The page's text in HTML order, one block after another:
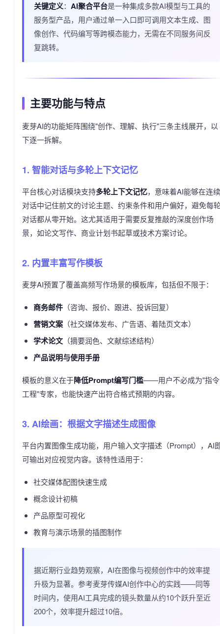
关键定义： AI聚合平台是一种集成多款AI模型与工具的
服务型产品，用户通过单一入口即可调用文本生成、图
像创作、代码编写等跨模态能力，无需在不同服务间反
复跳转。
主要功能与特点
麦芽AI的功能矩阵围绕"创作、理解、执行"三条主线展开，以
下逐一拆解。
1. 智能对话与多轮上下文记忆
平台核心对话模块支持多轮上下文记忆，意味着AI能够在连续
对话中记住前文的讨论主题、约束条件和用户偏好，避免每
对话都从零开始。这尤其适用于需要反复推敲的深度创作场
景，如论文写作、商业计划书起草或技术方案讨论。
2. 内置丰富写作模板
麦芽AI预置了覆盖高频写作场景的模板库，包括但不限于：
商务邮件（咨询、报价、跟进、投诉回复）
营销文案（社交媒体发布、广告语、着陆页文本）
学术论文（摘要润色、文献综述结构）
产品说明与使用手册
模板的意义在于降低Prompt编写门槛——用户不必成为"指令
工程"专家，也能快速产出符合格式预期的内容。
3. AI绘画：根据文字描述生成图像
平台内置图像生成功能，用户输入文字描述（Prompt），AI
可输出对应视觉内容。该特性适用于：
社交媒体配图快速生成
概念设计初稿
产品原型可视化
教育与演示场景的插图制作
据近期行业趋势观察，AI在图像与视频创作中的效率提
升极为显著。参考麦芽传媒AI创作中心的实践——同等
时间内，使用AI工具完成的镜头数量从约10个跃升至近
200个，效率提升超过10倍。